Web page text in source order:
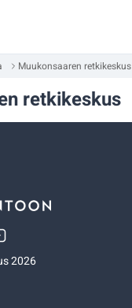
Muukonsaaren retkikeskus
retkikeskus
2026